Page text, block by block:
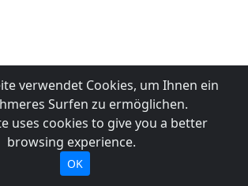
verwendet Cookies, um Ihnen ein
Surfen zu ermöglichen.
uses cookies to give you a better
browsing experience.
OK